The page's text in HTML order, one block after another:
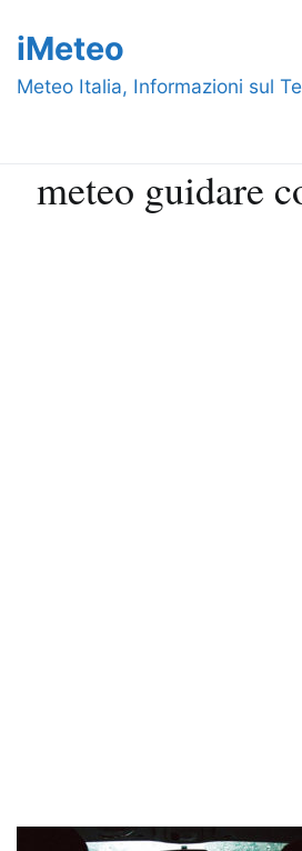
contenuto
iMeteo
Meteo Italia, Informazioni sul
meteo guidare